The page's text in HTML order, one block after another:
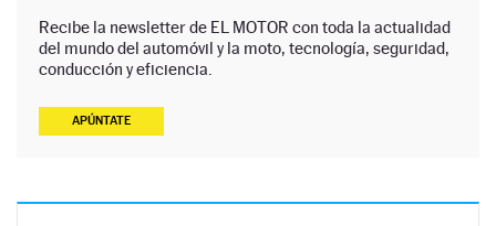
Recibe la newsletter de EL MOTOR con toda la actualidad
del mundo del automóvil y la moto, tecnología, seguridad,
conducción y eficiencia.
APÚNTATE